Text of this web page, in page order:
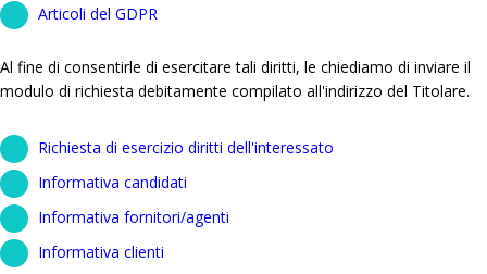
Articoli del GDPR
Al fine di consentirle di esercitare tali diritti, le chiediamo di inviare il
modulo di richiesta debitamente compilato all'indirizzo del Titolare.
Richiesta di esercizio diritti dell'interessato
Informativa candidati
Informativa fornitori/agenti
Informativa clienti